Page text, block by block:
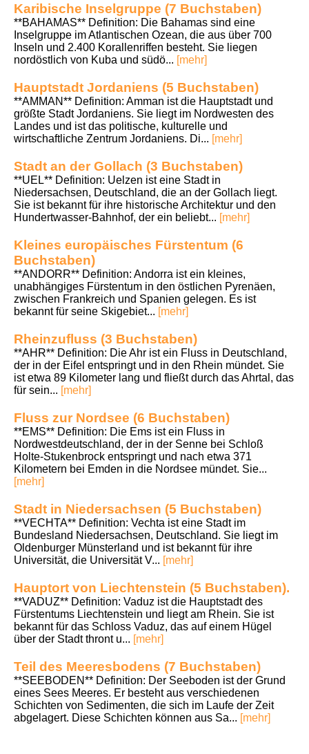
Karibische Inselgruppe (7 Buchstaben)
**BAHAMAS** Definition: Die Bahamas sind eine
Inselgruppe im Atlantischen Ozean, die aus über 700
Inseln und 2.400 Korallenriffen besteht. Sie liegen
nordöstlich von Kuba und südö... [mehr]
Hauptstadt Jordaniens (5 Buchstaben)
**AMMAN** Definition: Amman ist die Hauptstadt und
größte Stadt Jordaniens. Sie liegt im Nordwesten des
Landes und ist das politische, kulturelle und
wirtschaftliche Zentrum Jordaniens. Di... [mehr]
Stadt an der Gollach (3 Buchstaben)
**UEL** Definition: Uelzen ist eine Stadt in
Niedersachsen, Deutschland, die an der Gollach liegt.
Sie ist bekannt für ihre historische Architektur und den
Hundertwasser-Bahnhof, der ein beliebt... [mehr]
Kleines europäisches Fürstentum (6
Buchstaben)
**ANDORR** Definition: Andorra ist ein kleines,
unabhängiges Fürstentum in den östlichen Pyrenäen,
zwischen Frankreich und Spanien gelegen. Es ist
bekannt für seine Skigebiet... [mehr]
Rheinzufluss (3 Buchstaben)
**AHR** Definition: Die Ahr ist ein Fluss in Deutschland,
der in der Eifel entspringt und in den Rhein mündet. Sie
ist etwa 89 Kilometer lang und fließt durch das Ahrtal, das
für sein... [mehr]
Fluss zur Nordsee (6 Buchstaben)
**EMS** Definition: Die Ems ist ein Fluss in
Nordwestdeutschland, der in der Senne bei Schloß
Holte-Stukenbrock entspringt und nach etwa 371
Kilometern bei Emden in die Nordsee mündet. Sie...
[mehr]
Stadt in Niedersachsen (5 Buchstaben)
**VECHTA** Definition: Vechta ist eine Stadt im
Bundesland Niedersachsen, Deutschland. Sie liegt im
Oldenburger Münsterland und ist bekannt für ihre
Universität, die Universität V... [mehr]
Hauptort von Liechtenstein (5 Buchstaben).
**VADUZ** Definition: Vaduz ist die Hauptstadt des
Fürstentums Liechtenstein und liegt am Rhein. Sie ist
bekannt für das Schloss Vaduz, das auf einem Hügel
über der Stadt thront u... [mehr]
Teil des Meeresbodens (7 Buchstaben)
**SEEBODEN** Definition: Der Seeboden ist der Grund
eines Sees Meeres. Er besteht aus verschiedenen
Schichten von Sedimenten, die sich im Laufe der Zeit
abgelagert. Diese Schichten können aus Sa... [mehr]